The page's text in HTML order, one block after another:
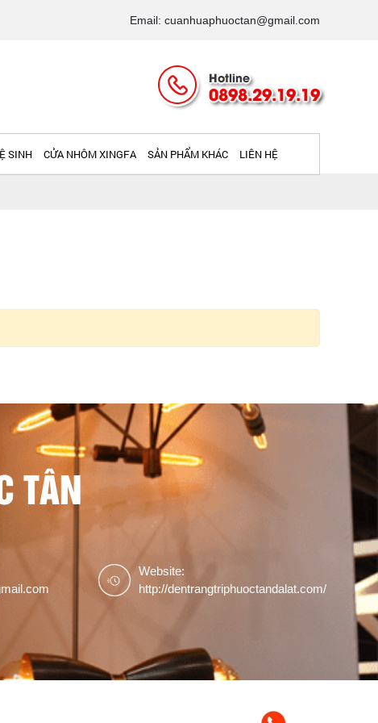
Email: cuanhuaphuoctan@gmail.com
Hotline
0898.29.19.19
SINH CỬA NHÔM XINGFA SẢN PHẨM KHÁC LIÊN HỆ
TÂN
Website:
http://dentrangtriphuoctandalat.com/